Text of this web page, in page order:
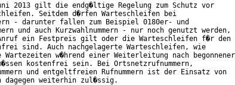
2013 gilt die endg�ltige Regelung zum Schutz vor
Seitdem d�rfen Warteschleifen bei
- darunter fallen zum Beispiel 0180er- und
und auch Kurzwahlnummern - nur noch genutzt werden,
ein Festpreis gilt oder die Warteschleifen f�r den
sind. Auch nachgelagerte Warteschleifen, wie
Wartezeiten w�hrend einer Weiterleitung nach begonnener
kostenfrei sein. Bei Ortsnetzrufnummern,
und entgeltfreien Rufnummern ist der Einsatz von
dagegen weiterhin zul�ssig.